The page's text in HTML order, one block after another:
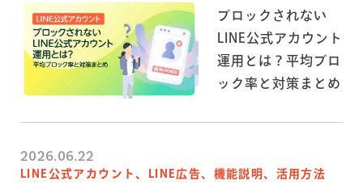
ブロックされない
LINE公式アカウント
運用とは？平均ブロ
ック率と対策まとめ
2026.06.22
LINE公式アカウント、LINE広告、機能説明、活用方法